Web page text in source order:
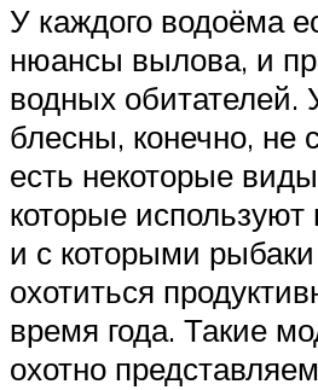
У каждого водоёма
нюансы вылова, и
водных обитателей.
блесны, конечно, не
есть некоторые
которые
и с которыми рыбаки
охотиться
время года. Такие
охотно